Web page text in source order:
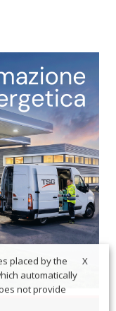
X
placed by the
automatically
not provide